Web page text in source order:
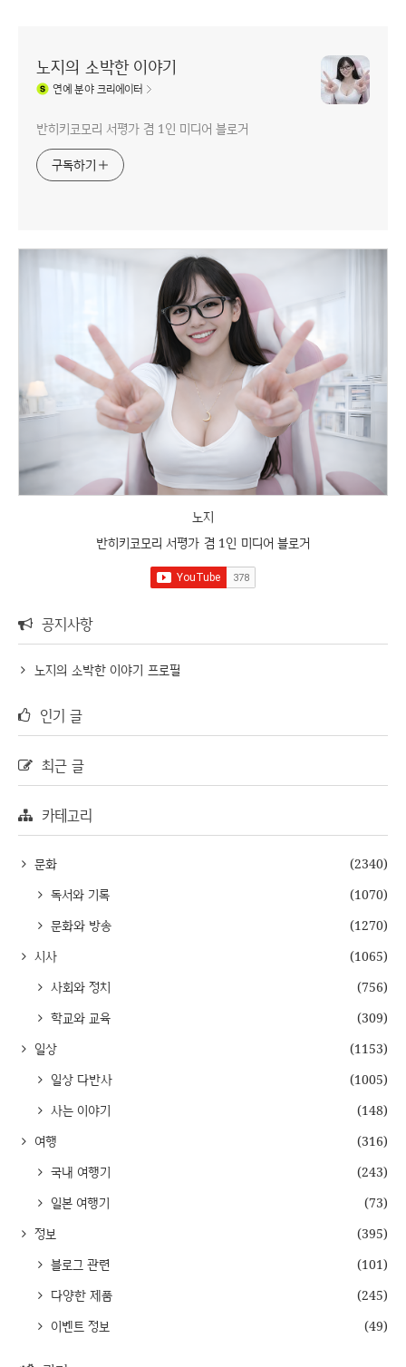
노지의 소박한 이야기
연예분야 크리에이터
반히키코모리 서평가 겸 1인 미디어 블로거
구독하기
노지
반히키코모리 서평가 겸 1인 미디어 블로거
공지사항
노지의 소박한 이야기 프로필
인기 글
최근 글
카테고리
문화
(2340)
독서와 기록
(1070)
문화와 방송
(1270)
시사
(1065)
사회와 정치
(756)
학교와 교육
(309)
일상
(1153)
일상 다반사
(1005)
사는 이야기
(148)
여행
(316)
국내 여행기
(243)
일본 여행기
(73)
정보
(395)
블로그 관련
(101)
다양한 제품
(245)
이벤트 정보
(49)